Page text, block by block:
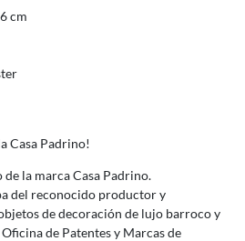
cm
Casa Padrino!
la marca Casa Padrino.
del reconocido productor y
de decoración de lujo barroco y
de Patentes y Marcas de